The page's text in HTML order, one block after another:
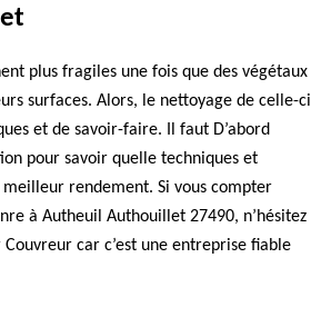
plus fragiles une fois que des végétaux
surfaces. Alors, le nettoyage de celle-ci
et de savoir-faire. Il faut D’abord
pour savoir quelle techniques et
rendement. Si vous compter
à Autheuil Authouillet 27490, n’hésitez
car c’est une entreprise fiable